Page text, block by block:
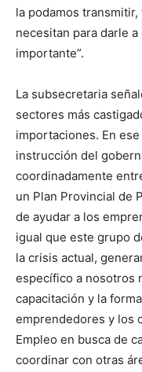
la podamos
necesitan para darle
importante”.
La subsecretaria
sectores más
importaciones. En
instrucción del
coordinadamente
un Plan Provincial de
de ayudar a los
igual que este grupo
la crisis actual,
específico a nosotros
capacitación y la
emprendedores y los
Empleo en busca de
coordinar con otras